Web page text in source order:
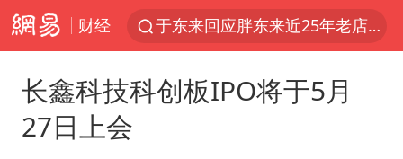
财经
于东来回应胖东来近25年老店年底关闭
《披荆斩棘2026》阵容官宣
长鑫科技科创板IPO将于5月
27日上会